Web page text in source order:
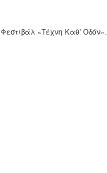
Φεστιβάλ «Τέχνη Καθ’ Οδόν».